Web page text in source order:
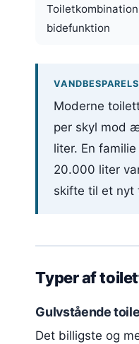
bidefunktion
Moderne
per skyl mod
liter. En
20.000 liter
skifte til et nyt
Typer af
Gulvstående
Det billigste og